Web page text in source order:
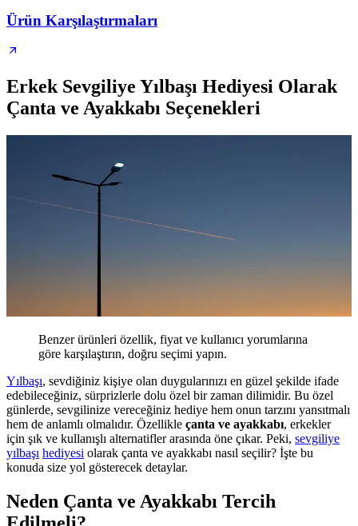
Ürün Karşılaştırmaları
Erkek Sevgiliye Yılbaşı Hediyesi Olarak
Çanta ve Ayakkabı Seçenekleri
Benzer ürünleri özellik, fiyat ve kullanıcı yorumlarına
göre karşılaştırın, doğru seçimi yapın.
Yılbaşı, sevdiğiniz kişiye olan duygularınızı en güzel şekilde ifade
edebileceğiniz, sürprizlerle dolu özel bir zaman dilimidir. Bu özel
günlerde, sevgilinize vereceğiniz hediye hem onun tarzını yansıtmalı
hem de anlamlı olmalıdır. Özellikle çanta ve ayakkabı, erkekler
için şık ve kullanışlı alternatifler arasında öne çıkar. Peki, sevgiliye
yılbaşı hediyesi olarak çanta ve ayakkabı nasıl seçilir? İşte bu
konuda size yol gösterecek detaylar.
Neden Çanta ve Ayakkabı Tercih